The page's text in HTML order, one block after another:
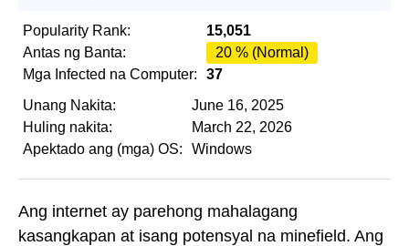
Popularity Rank:
15,051
Antas ng Banta:
20 % (Normal)
Mga Infected na Computer:
37
Unang Nakita:
June 16, 2025
Huling nakita:
March 22, 2026
Apektado ang (mga) OS:
Windows
Ang internet ay parehong mahalagang
kasangkapan at isang potensyal na minefield. Ang